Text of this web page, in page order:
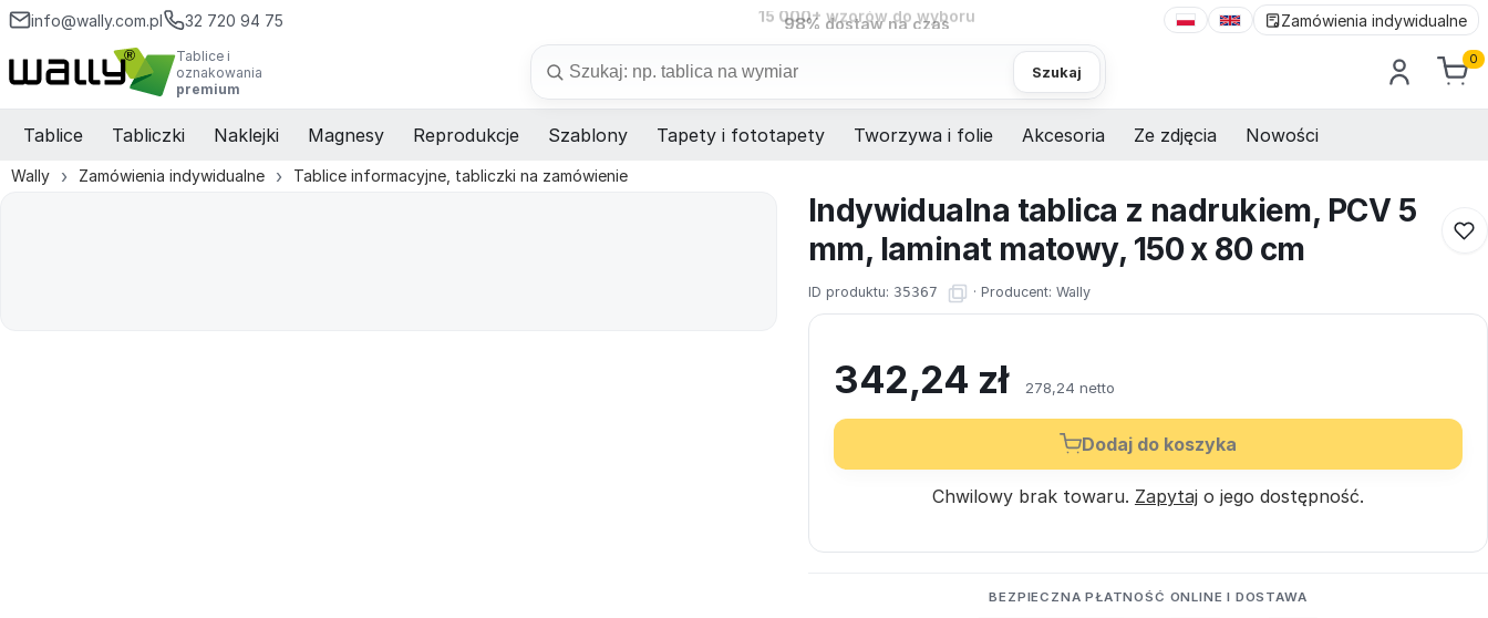
info@wally.com.pl 32 720 94 75 98%dostaw na czas Zamówienia indywidualne
Tablice i
oznakowania
premium
Szukaj
0
Tablice Tabliczki Naklejki Magnesy Reprodukcje Szablony Tapety i fototapety Tworzywa i folie Akcesoria Ze zdjęcia Nowości
Wally Zamówienia indywidualne Tablice informacyjne, tabliczki na zamówienie
Indywidualna tablica z nadrukiem, PCV 5
mm, laminat matowy, 150 x 80 cm
ID produktu: 35367 · Producent: Wally
342,24 zł 278,24 netto
Dodaj do koszyka
Chwilowy brak towaru. Zapytaj o jego dostępność.
BEZPIECZNA PŁATNOŚĆ ONLINE I DOSTAWA